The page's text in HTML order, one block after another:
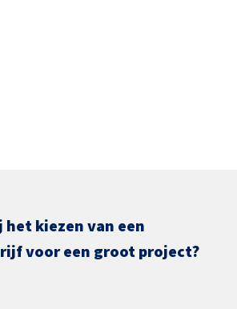
het kiezen van een
voor een groot project?